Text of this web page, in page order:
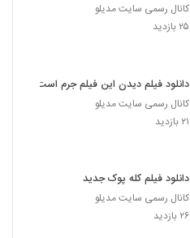
کانال رسمی سایت مدیلو
۲۵ بازدید
دانلود فیلم دیدن این فیلم جرم است
کانال رسمی سایت مدیلو
۲۱ بازدید
دانلود فیلم کله پوک جدید
کانال رسمی سایت مدیلو
۲۶ بازدید